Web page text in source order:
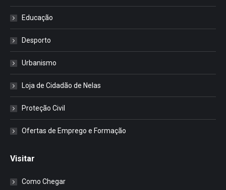
Educação
Desporto
Urbanismo
Loja de Cidadão de Nelas
Proteção Civil
Ofertas de Emprego e Formação
Visitar
Como Chegar